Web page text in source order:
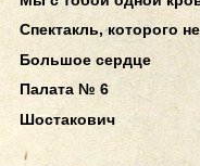
Спектакль, которого
Большое сердце
Палата № 6
Шостакович